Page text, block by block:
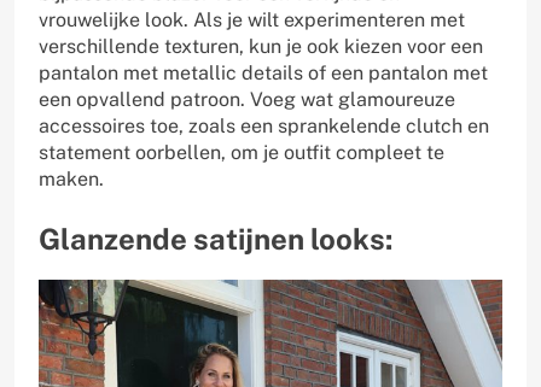
vrouwelijke look. Als je wilt experimenteren met
verschillende texturen, kun je ook kiezen voor een
pantalon met metallic details of een pantalon met
een opvallend patroon. Voeg wat glamoureuze
accessoires toe, zoals een sprankelende clutch en
statement oorbellen, om je outfit compleet te
maken.
Glanzende satijnen looks: